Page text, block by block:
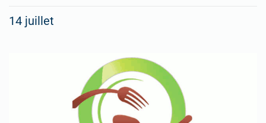
rubriques
Spéciales
Fêtes
14 juillet